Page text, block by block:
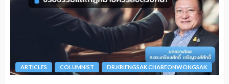
ARTICLES COLUMNIST DR.KRIENGSAK CHAREONWONGSAK